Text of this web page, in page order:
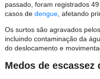
passado, foram registrados
casos de dengue , afetando
Os surtos são agravados
incluindo contaminação da
do deslocamento e
Medos de